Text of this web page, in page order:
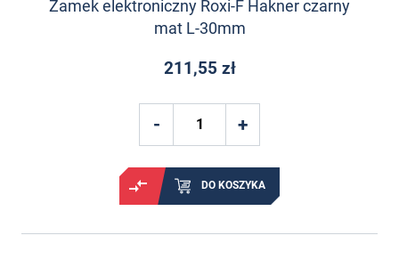
Zamek elektroniczny Roxi-F Hakner czarny
mat L-30mm
211,55 zł
DO KOSZYKA